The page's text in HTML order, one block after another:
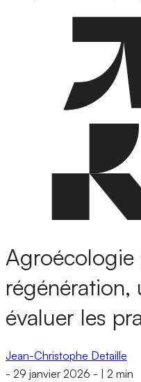
Agroécologie
évaluer les
Jean-Christophe Detaille
- 29 janvier 2026 - 2 min